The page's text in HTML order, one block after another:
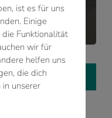
ist es für uns
Einige
Funktionalität
wir für
helfen uns
die dich
unserer